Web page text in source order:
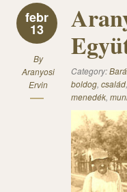
febr
13
By
Aranyosi
Ervin
Category:
boldog, család,
menedék,